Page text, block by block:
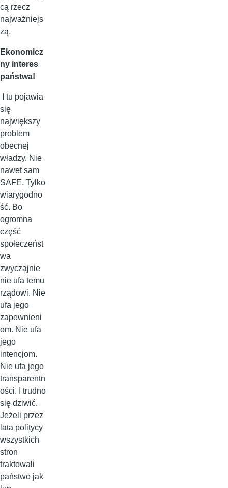
cą rzecz
najważniejs
zą.
Ekonomicz
ny interes
państwa!
I tu pojawia
się
największy
problem
obecnej
władzy. Nie
nawet sam
SAFE. Tylko
wiarygodno
ść. Bo
ogromna
część
społeczeńst
wa
zwyczajnie
nie ufa temu
rządowi. Nie
ufa jego
zapewnieni
om. Nie ufa
jego
intencjom.
Nie ufa jego
transparentn
ości. I trudno
się dziwić.
Jeżeli przez
lata politycy
wszystkich
stron
traktowali
państwo jak